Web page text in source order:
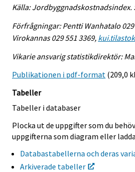
Källa:
Förfrågningar: Pentti Wanhatalo 029
Virokannas 029 551 3369,
Vikarie ansvarig statistikdirektör:
Publikationen i pdf-format (209,0
Tabeller
Tabeller i databaser
Plocka ut de uppgifter som du
uppgifterna som diagram eller
Databastabellerna och deras
Arkiverade tabeller